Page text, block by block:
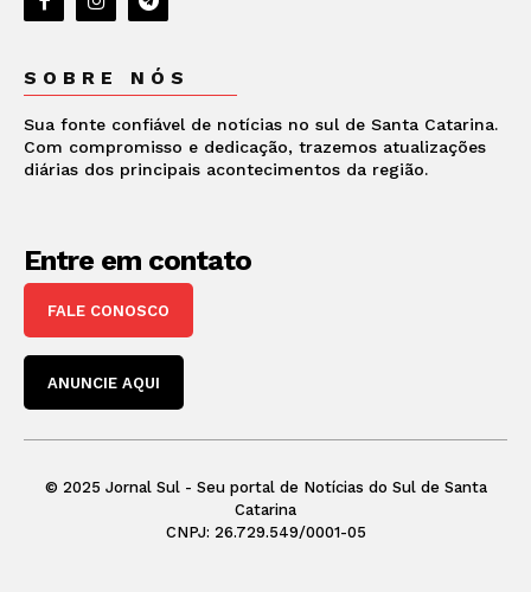
SOBRE NÓS
Sua fonte confiável de notícias no sul de Santa Catarina.
Com compromisso e dedicação, trazemos atualizações
diárias dos principais acontecimentos da região.
Entre em contato
FALE CONOSCO
ANUNCIE AQUI
© 2025 Jornal Sul - Seu portal de Notícias do Sul de Santa
Catarina
CNPJ: 26.729.549/0001-05